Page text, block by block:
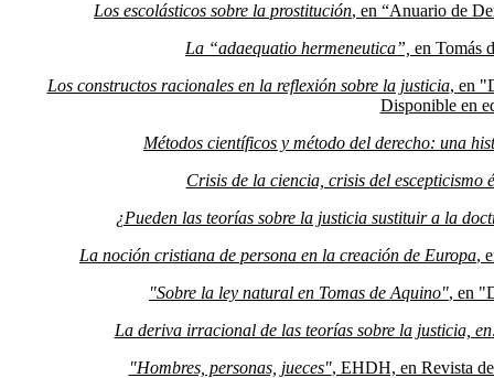
Los escolásticos sobre la prostitución, en “Anuario de
La “adaequatio hermeneutica”, en Tomás
Los constructos racionales en la reflexión sobre la justicia, en
Disponible en
Métodos científicos y método del derecho: una
Crisis de la ciencia, crisis del escepticismo
¿Pueden las teorías sobre la justicia sustituir a la
La noción cristiana de persona en la creación de Europa,
"Sobre la ley natural en Tomas de Aquino", en
La deriva irracional de las teorías sobre la justicia, en
"Hombres, personas, jueces", EHDH, en Revista